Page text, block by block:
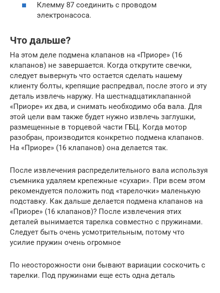
Клемму 87 соединить с проводом
электронасоса.
Что дальше?
На этом деле подмена клапанов на «Приоре» (16
клапанов) не завершается. Когда открутите свечки,
следует вывернуть что остается сделать нашему
клиенту болты, крепящие распредвал, после этого и эту
деталь извлечь наружу. На шестнадцатиклапанной
«Приоре» их два, и снимать необходимо оба вала. Для
этой цели вам также будет нужно извлечь заглушки,
размещенные в торцевой части ГБЦ. Когда мотор
разобран, производится конкретно подмена клапанов.
На «Приоре» (16 клапанов) она делается так.
После извлечения распределительного вала используя
съемника удаляем крепежные «сухари». При всем этом
рекомендуется положить под «тарелочки» маленькую
подставку. Как дальше делается подмена клапанов на
«Приоре» (16 клапанов)? После извлечения этих
деталей вынимается тарелка совместно с пружинами.
Следует быть очень усмотрительным, потому что
усилие пружин очень огромное
По неосторожности они бывают вариации соскочить с
тарелки. Под пружинами еще есть одна деталь